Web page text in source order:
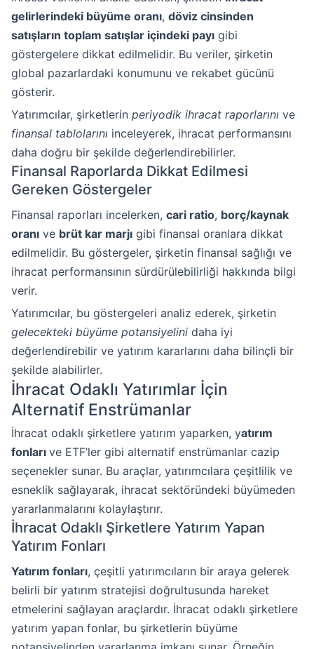
gelirlerindeki büyüme oranı, döviz cinsinden
satışların toplam satışlar içindeki payı gibi
göstergelere dikkat edilmelidir. Bu veriler, şirketin
global pazarlardaki konumunu ve rekabet gücünü
gösterir.
Yatırımcılar, şirketlerin periyodik ihracat raporlarını ve
finansal tablolarını inceleyerek, ihracat performansını
daha doğru bir şekilde değerlendirebilirler.
Finansal Raporlarda Dikkat Edilmesi
Gereken Göstergeler
Finansal raporları incelerken, cari ratio, borç/kaynak
oranı ve brüt kar marjı gibi finansal oranlara dikkat
edilmelidir. Bu göstergeler, şirketin finansal sağlığı ve
ihracat performansının sürdürülebilirliği hakkında bilgi
verir.
Yatırımcılar, bu göstergeleri analiz ederek, şirketin
gelecekteki büyüme potansiyelini daha iyi
değerlendirebilir ve yatırım kararlarını daha bilinçli bir
şekilde alabilirler.
İhracat Odaklı Yatırımlar İçin
Alternatif Enstrümanlar
İhracat odaklı şirketlere yatırım yaparken, yatırım
fonları ve ETF’ler gibi alternatif enstrümanlar cazip
seçenekler sunar. Bu araçlar, yatırımcılara çeşitlilik ve
esneklik sağlayarak, ihracat sektöründeki büyümeden
yararlanmalarını kolaylaştırır.
İhracat Odaklı Şirketlere Yatırım Yapan
Yatırım Fonları
Yatırım fonları, çeşitli yatırımcıların bir araya gelerek
belirli bir yatırım stratejisi doğrultusunda hareket
etmelerini sağlayan araçlardır. İhracat odaklı şirketlere
yatırım yapan fonlar, bu şirketlerin büyüme